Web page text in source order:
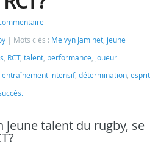
Mots clés : Melvyn Jaminet, jeune
, RCT, talent, performance, joueur
entraînement intensif, détermination, esprit
jeune talent du rugby, se